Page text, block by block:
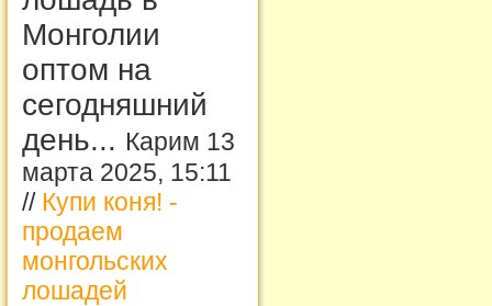
Монголии
оптом на
сегодняшний
день... Карим 13
марта 2025, 15:11
// Купи коня! -
продаем
монгольских
лошадей